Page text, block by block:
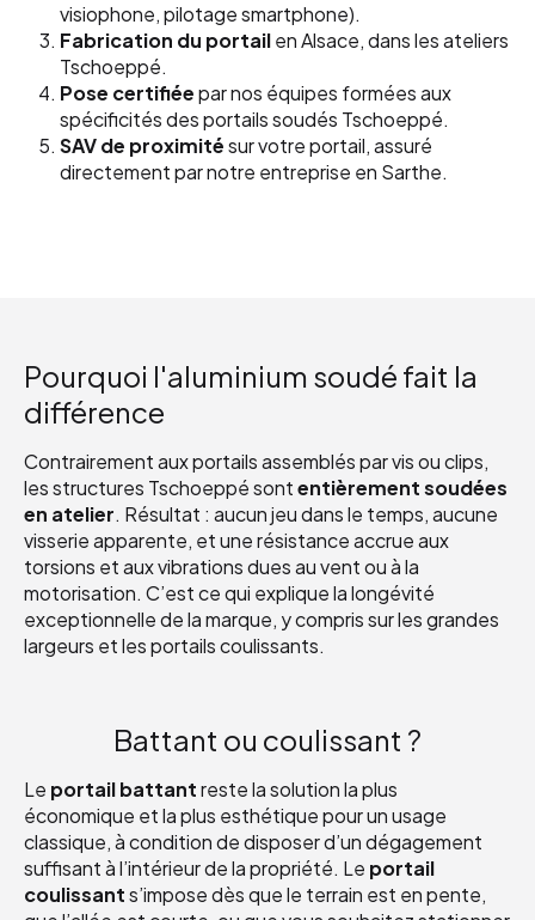
visiophone, pilotage smartphone).
Fabrication du portailen Alsace, dans les ateliers
Tschoeppé.
Pose certifiéepar nos équipes formées aux
spécificités des portails soudés Tschoeppé.
SAV de proximitésur votre portail, assuré
directement par notre entreprise en Sarthe.
Pourquoi l'aluminium soudé fait la
différence
Contrairement aux portails assemblés par vis ou clips,
les structures Tschoeppé sontentièrement soudées
en atelier. Résultat : aucun jeu dans le temps, aucune
visserie apparente, et une résistance accrue aux
torsions et aux vibrations dues au vent ou à la
motorisation. C’est ce qui explique la longévité
exceptionnelle de la marque, y compris sur les grandes
largeurs et les portails coulissants.
Battant ou coulissant ?
Le portail battantreste la solution la plus
économique et la plus esthétique pour un usage
classique, à condition de disposer d’un dégagement
suffisant à l’intérieur de la propriété. Le portail
coulissants’impose dès que le terrain est en pente,